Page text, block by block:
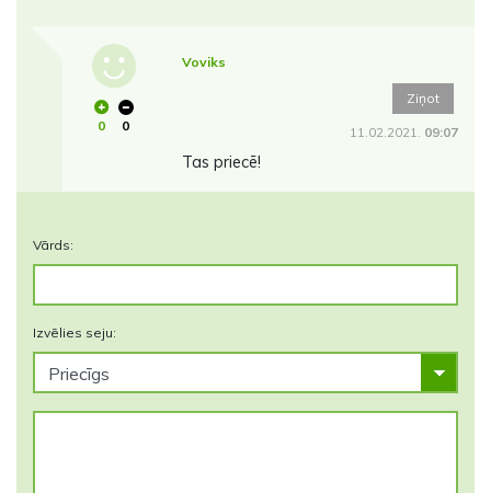
0 0
Voviks
Ziņot
11.02.2021. 09:07
Tas priecē!
Vārds:
Izvēlies seju: